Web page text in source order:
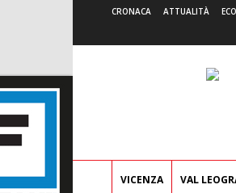
CRONACA ATTUALITÀ
VICENZA VAL